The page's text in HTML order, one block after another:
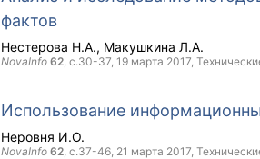
фактов
Нестерова Н.А. Макушкина Л.А.
NovaInfo 62, с.30-37, 19 марта 2017,
Использование
Неровня И.О.
NovaInfo 62, с.37-46, 21 марта 2017,